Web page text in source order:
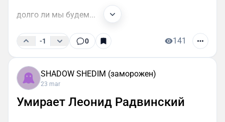
долго ли мы будем...
-1 0 141
SHADOW SHEDIM (заморожен)
23 mar
Умирает Леонид Радвинский